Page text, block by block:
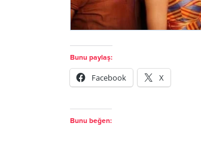
Bunu paylaş:
Facebook X
Bunu beğen: